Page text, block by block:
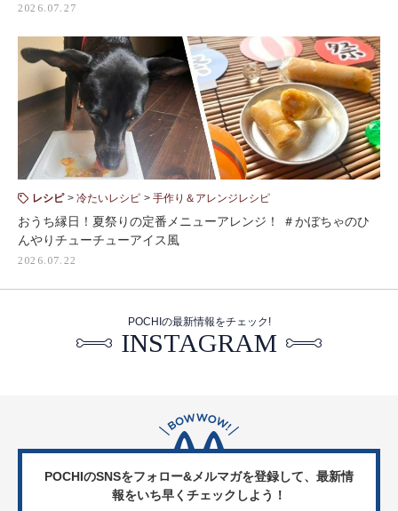
2026.07.27
レシピ 冷たいレシピ 手作り＆アレンジレシピ
おうち縁日！夏祭りの定番メニューアレンジ！ ＃かぼちゃのひ
んやりチューチューアイス風
2026.07.22
POCHIの最新情報をチェック!
INSTAGRAM
POCHIのSNSをフォロー&メルマガを登録して、 最新情
報をいち早くチェックしよう！